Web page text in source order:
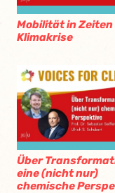
Mobilität in Zeiten
Klimakrise
Über
eine (nicht nur)
chemische